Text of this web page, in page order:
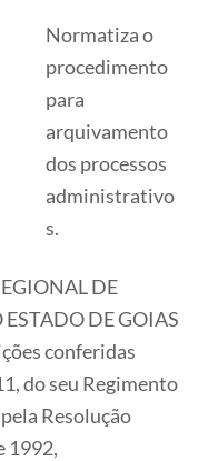
Normatiza o
procedimento
para
arquivamento
dos processos
administrativo
s.
DE
DE GOIAS
conferidas
do seu Regimento
Resolução
1992,